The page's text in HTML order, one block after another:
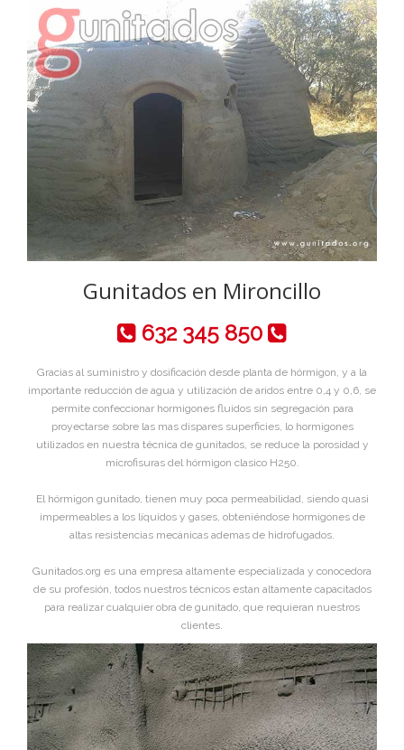
Gunitados en Mironcillo
632 345 850
Gracias al suministro y dosificación desde planta de hórmigon, y a la
importante reducción de agua y utilización de aridos entre 0,4 y 0,6, se
permite confeccionar hormigones fluidos sin segregación para
proyectarse sobre las mas dispares superficies, lo hormigones
utilizados en nuestra técnica de gunitados, se reduce la porosidad y
microfisuras del hórmigon clasico H250.
El hórmigon gunitado, tienen muy poca permeabilidad, siendo quasi
impermeables a los líquidos y gases, obteniéndose hormigones de
altas resistencias mecánicas ademas de hidrofugados.
Gunitados.org es una empresa altamente especializada y conocedora
de su profesión, todos nuestros técnicos estan altamente capacitados
para realizar cualquier obra de gunitado, que requieran nuestros
clientes.